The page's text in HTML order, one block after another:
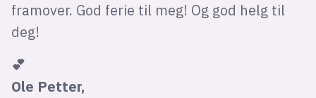
framover. God ferie til meg! Og god helg til
deg!
💕
Ole Petter,